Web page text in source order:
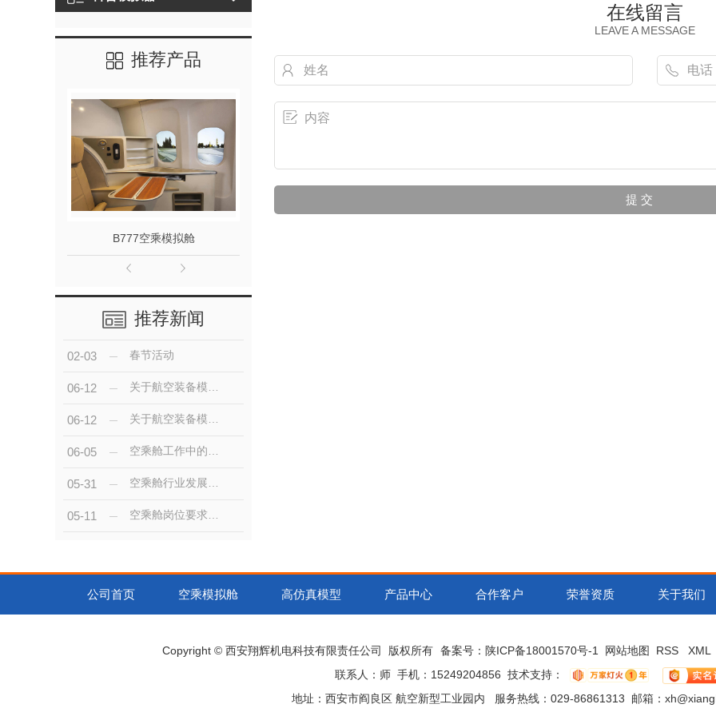
推荐产品
B777空乘模拟舱
推荐新闻
02-03 春节活动
06-12
06-12
06-05
05-31
05-11
在线留言
LEAVE A MESSAGE
公司首页 空乘模拟舱 高仿真模型 产品中心 合作客户 荣誉资质 关于我们
Copyright © 西安翔辉机电科技有限责任公司 版权所有 备案号： 陕ICP备18001570号-1 网站地图 RSS
XML
联系人：师 手机：15249204856 技术支持：
地址：西安市阎良区 航空新型工业园内 服务热线：029-86861313 邮箱：